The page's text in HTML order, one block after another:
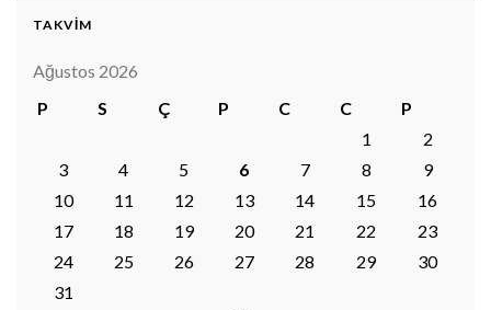
TAKVİM
Ağustos 2026
P
S Ç P C C
P
1
2
3
4 5 6 7 8
9
10
11 12 13 14 15
16
17
18 19 20 21 22
23
24
25 26 27 28 29
30
31